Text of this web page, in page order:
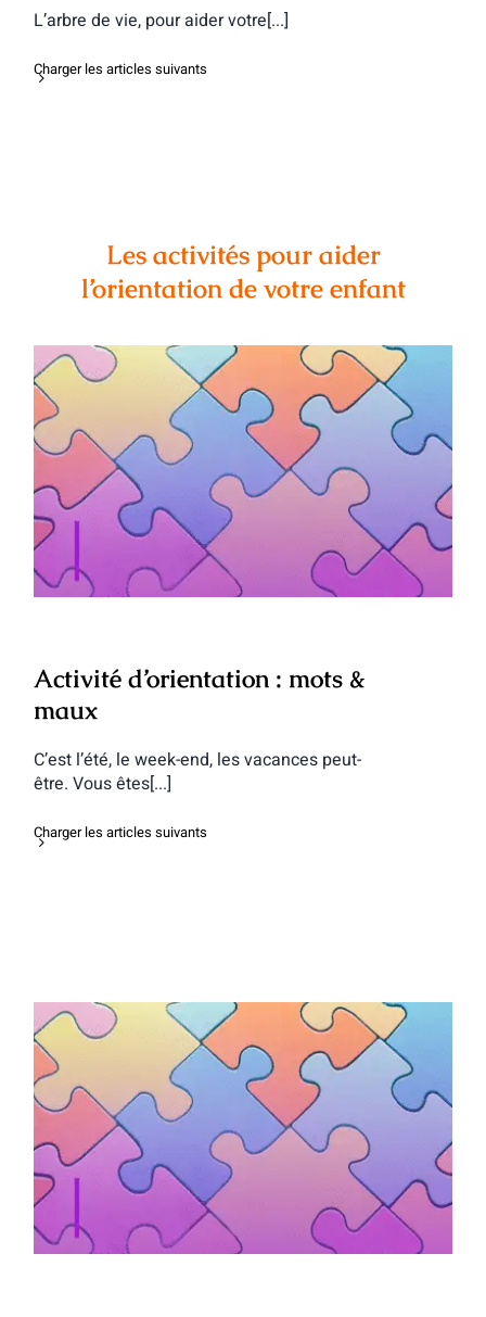
L’arbre de vie, pour aider votre[...]
Charger les articles suivants
Les activités pour aider
l’orientation de votre enfant
Activité d’orientation : mots & maux
Activité d’orientation : mots &
maux
C’est l’été, le week-end, les vacances peut-
être. Vous êtes[...]
Charger les articles suivants
Activité d’orientation : des contacts tous
azimuts